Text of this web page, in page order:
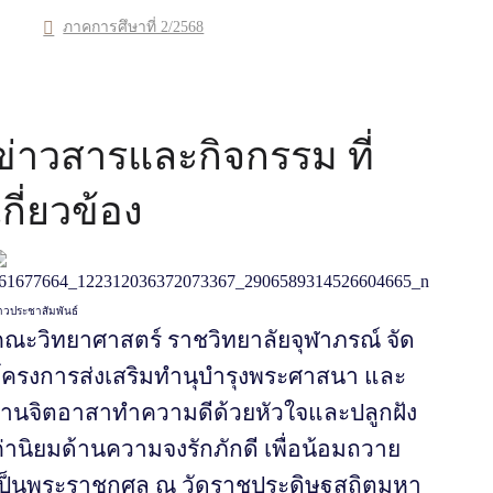
ภาคการศึษาที่ 2/2568
าวสารและกิจกรรม ที่
กี่ยวข้อง
วประชาสัมพันธ์
ะวิทยาศาสตร์ ราชวิทยาลัยจุฬาภรณ์ จัด
รงการส่งเสริมทำนุบำรุงพระศาสนา และ
นจิตอาสาทำความดีด้วยหัวใจและปลูกฝัง
นิยมด้านความจงรักภักดี เพื่อน้อมถวาย
นพระราชกุศล ณ วัดราชประดิษฐสถิตมหา